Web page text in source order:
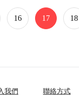
16 17 18
我們 聯絡方式